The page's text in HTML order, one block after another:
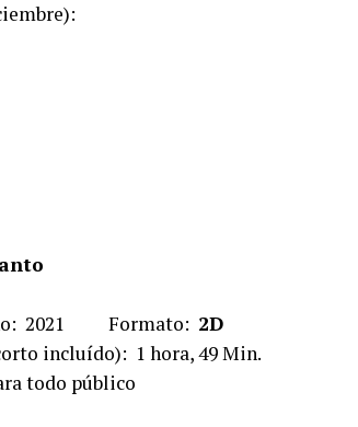
2021 Formato: 2D
incluído): 1 hora, 49 Min.
todo público